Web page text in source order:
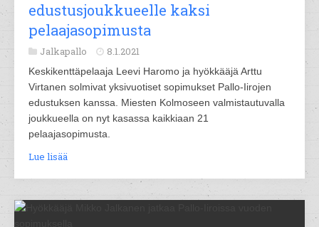
edustusjoukkueelle kaksi
pelaajasopimusta
Jalkapallo 8.1.2021
Keskikenttäpelaaja Leevi Haromo ja hyökkääjä Arttu
Virtanen solmivat yksivuotiset sopimukset Pallo-Iirojen
edustuksen kanssa. Miesten Kolmoseen valmistautuvalla
joukkueella on nyt kasassa kaikkiaan 21
pelaajasopimusta.
Lue lisää